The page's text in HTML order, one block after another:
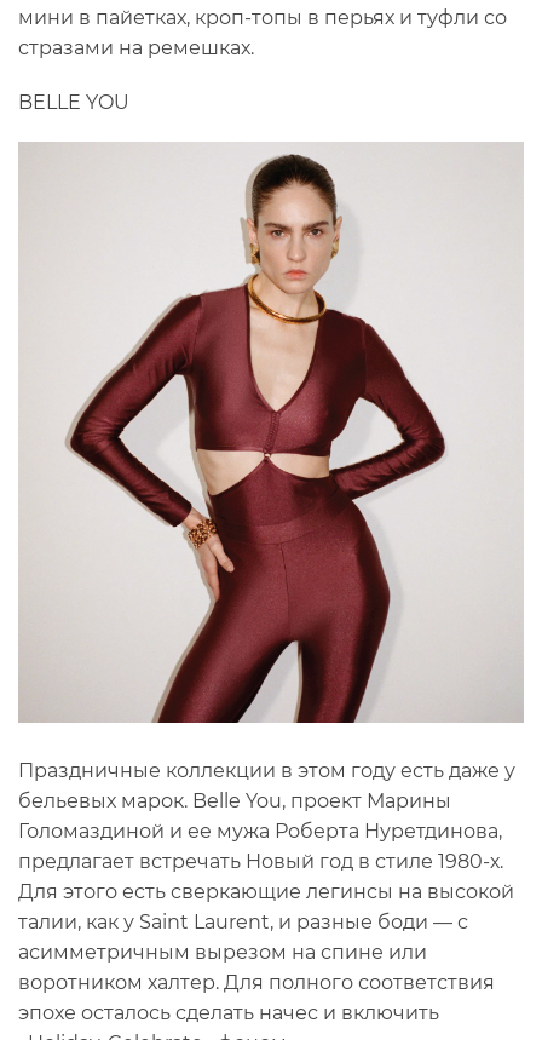
мини в пайетках, кроп-топы в перьях и туфли со
стразами на ремешках.
BELLE YOU
Праздничные коллекции в этом году есть даже у
бельевых марок. Belle You, проект Марины
Голомаздиной и ее мужа Роберта Нуретдинова,
предлагает встречать Новый год в стиле 1980-х.
Для этого есть сверкающие легинсы на высокой
талии, как у Saint Laurent, и разные боди — с
асимметричным вырезом на спине или
воротником халтер. Для полного соответствия
эпохе осталось сделать начес и включить